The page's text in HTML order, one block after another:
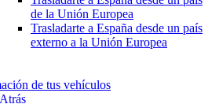
de la Unión Europea
Trasladarte a España desde un país
externo a la Unión Europea
de tus vehículos
Atrás